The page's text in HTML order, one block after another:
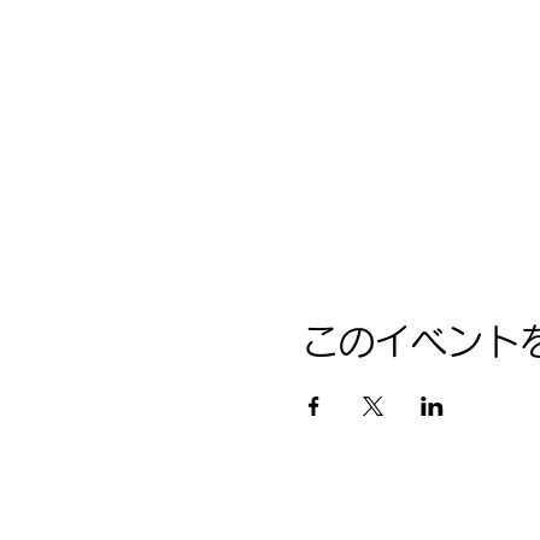
このイベント